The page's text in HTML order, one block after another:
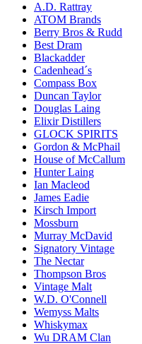
A.D. Rattray
ATOM Brands
Berry Bros & Rudd
Best Dram
Blackadder
Cadenhead´s
Compass Box
Duncan Taylor
Douglas Laing
Elixir Distillers
GLOCK SPIRITS
Gordon & McPhail
House of McCallum
Hunter Laing
Ian Macleod
James Eadie
Kirsch Import
Mossburn
Murray McDavid
Signatory Vintage
The Nectar
Thompson Bros
Vintage Malt
W.D. O'Connell
Wemyss Malts
Whiskymax
Wu DRAM Clan